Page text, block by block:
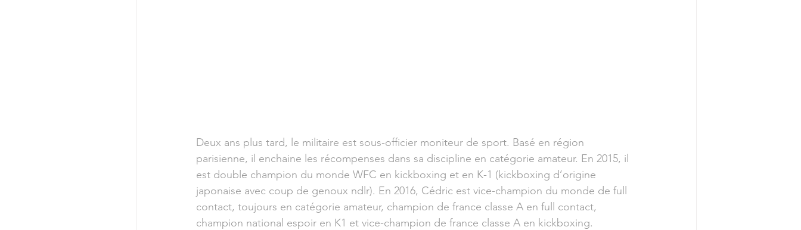
Deux ans plus tard, le militaire est sous-officier moniteur de sport. Basé en région
parisienne, il enchaine les récompenses dans sa discipline en catégorie amateur. En 2015, il
est double champion du monde WFC en kickboxing et en K-1 (kickboxing d’origine
japonaise avec coup de genoux ndlr). En 2016, Cédric est vice-champion du monde de full
contact, toujours en catégorie amateur, champion de france classe A en full contact,
champion national espoir en K1 et vice-champion de france classe A en kickboxing.